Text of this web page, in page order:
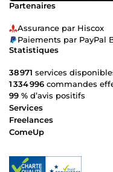
Partenaires
Assurance par Hiscox
Paiements par PayPal
Statistiques
38 971 services
1 334 996 commandes
99 % d’avis positifs
Services
Freelances
ComeUp